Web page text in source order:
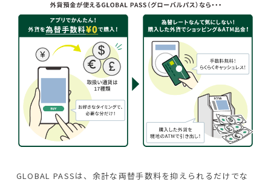
GLOBAL PASSは、余計な両替手数料を抑えられるだけでな